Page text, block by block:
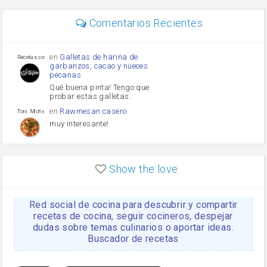
Comentarios Recientes
Recetas con sazon
en Galletas de harina de
garbanzos, cacao y nueces
pecanas
Qué buena pinta! Tengo que
probar estas galletas.
Toni Michel Caubet
en Rawmesan casero
muy interesante!
enLasaña casera fácil y
HOJALDROSA TV
enGachas de la abuela
Rosa
https://youtu.be/Mz69gcVO3sI
enReceta Del Bizcocho
Show the love
Red social de cocina para descubrir y compartir
recetas de cocina, seguir cocineros, despejar
dudas sobre temas culinarios o aportar ideas.
Buscador de recetas